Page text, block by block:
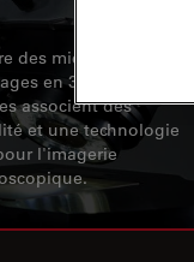
des microscopes
en 3D. Nos
associent des
et une technologie
l'imagerie